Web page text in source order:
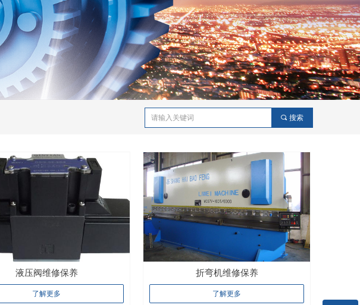
끠 搜索
液压阀维修保养
了解更多
折弯机维修保养
了解更多